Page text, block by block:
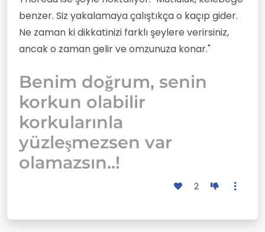
benzer. Siz yakalamaya çalıştıkça o kaçıp gider.
Ne zaman ki dikkatinizi farklı şeylere verirsiniz,
ancak o zaman gelir ve omzunuza konar."
Benim doğrum, senin
korkun olabilir
korkularınla
yüzleşmezsen var
olamazsın..!
2